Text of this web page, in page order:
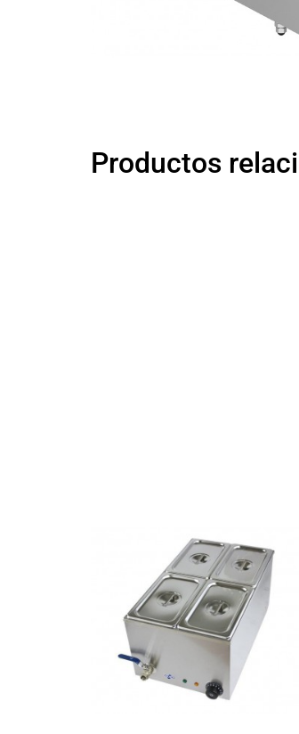
Productos